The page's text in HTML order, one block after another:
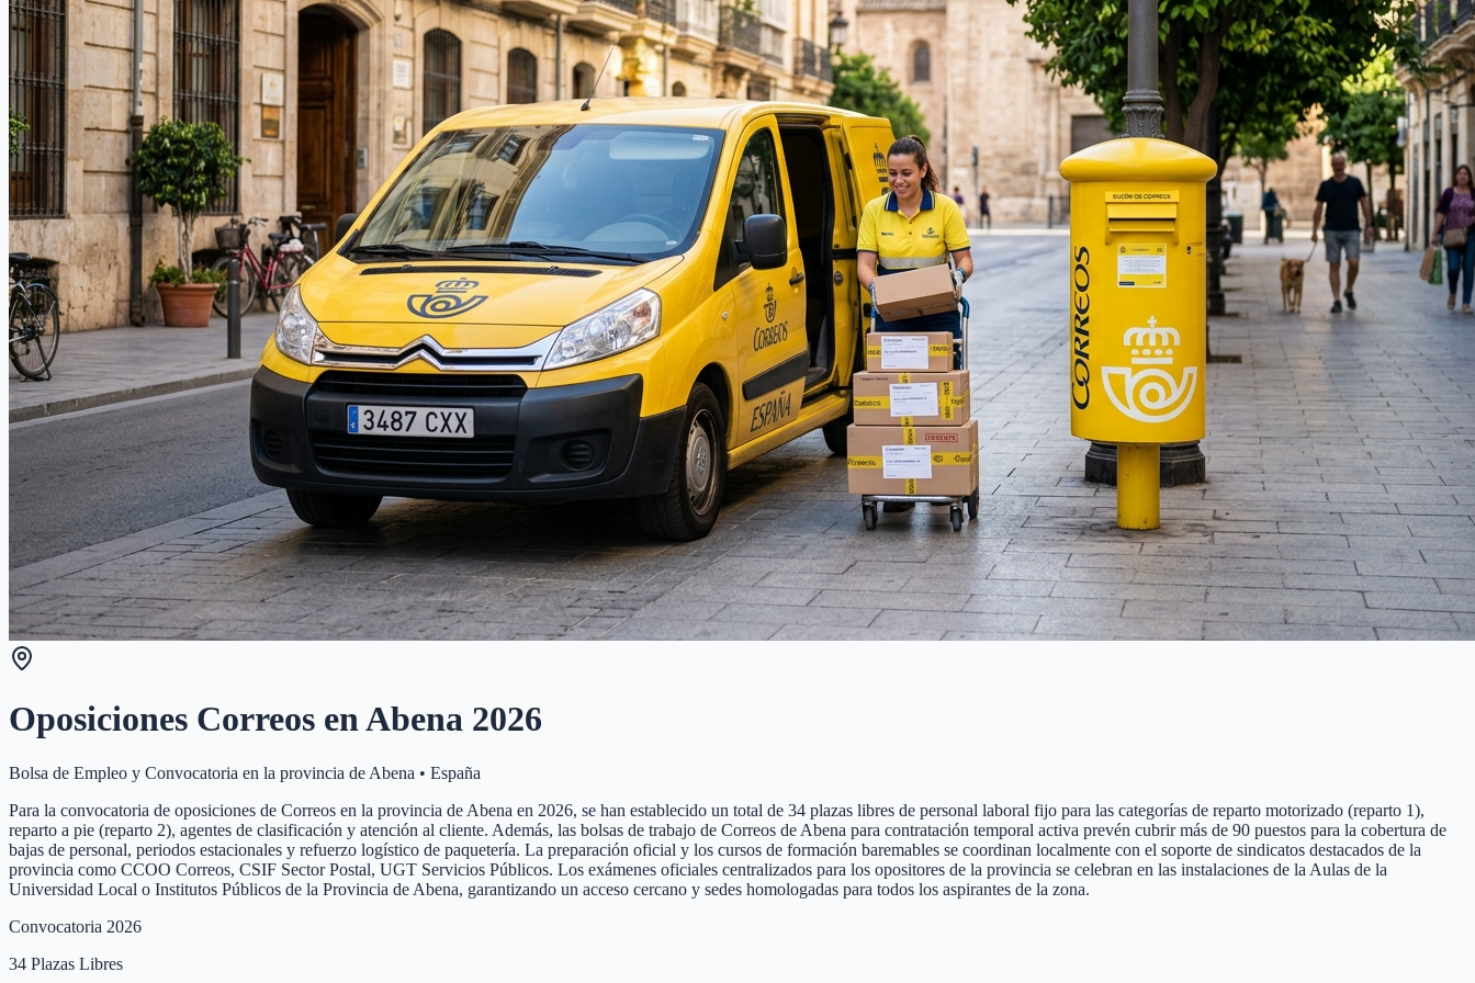
Oposiciones Correos enAbena 2026
Bolsa de Empleo y Convocatoria en la provincia de Abena • España
Para la convocatoria de oposiciones de Correos en la provincia de Abena en 2026, se han establecido un total de 34 plazas libres de personal laboral fijo para las categorías de reparto motorizado (reparto 1),
reparto a pie (reparto 2), agentes de clasificación y atención al cliente. Además, las bolsas de trabajo de Correos de Abena para contratación temporal activa prevén cubrir más de 90 puestos para la cobertura de
bajas de personal, periodos estacionales y refuerzo logístico de paquetería. La preparación oficial y los cursos de formación baremables se coordinan localmente con el soporte de sindicatos destacados de la
provincia como CCOO Correos, CSIF Sector Postal, UGT Servicios Públicos. Los exámenes oficiales centralizados para los opositores de la provincia se celebran en las instalaciones de la Aulas de la
Universidad Local o Institutos Públicos de la Provincia de Abena, garantizando un acceso cercano y sedes homologadas para todos los aspirantes de la zona.
Convocatoria 2026
34 Plazas Libres